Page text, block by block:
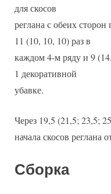
для скосов
реглана с обеих
11 (10, 10, 10) раз в
каждом 4-м ряду и 9
1 декоративной
убавке.
Через 19,5 (21,5; 23,5;
начала скосов реглана
Сборка